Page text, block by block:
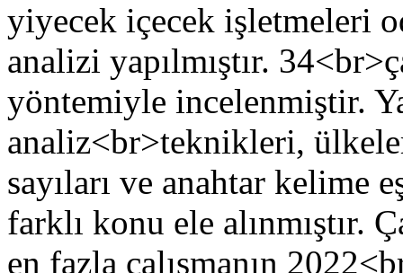
yiyecek içecek işletmeleri
analizi yapılmıştır.
yöntemiyle incelenmiştir.
analiz<br>teknikleri,
sayıları ve anahtar kelime
farklı konu ele alınmıştır.
en fazla çalışmanın